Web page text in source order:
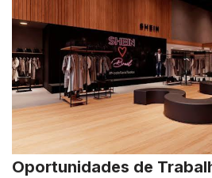
Oportunidades de